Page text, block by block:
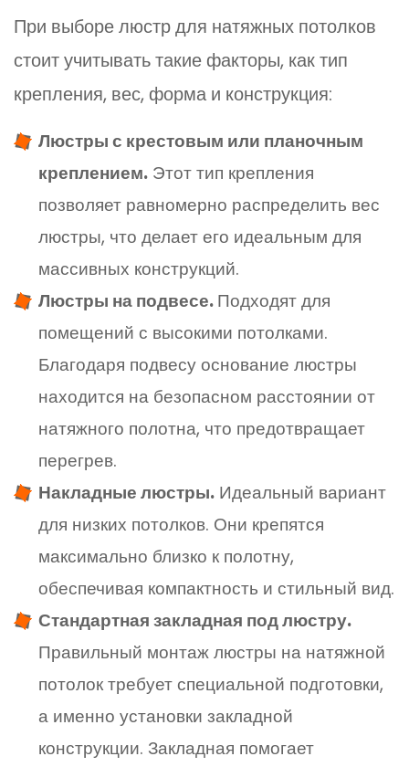
При выборе люстр для натяжных потолков
стоит учитывать такие факторы, как тип
крепления, вес, форма и конструкция:
Люстры с крестовым или планочным
креплением. Этот тип крепления
позволяет равномерно распределить вес
люстры, что делает его идеальным для
массивных конструкций.
Люстры на подвесе.Подходят для
помещений с высокими потолками.
Благодаря подвесу основание люстры
находится на безопасном расстоянии от
натяжного полотна, что предотвращает
перегрев.
Накладные люстры. Идеальный вариант
для низких потолков. Они крепятся
максимально близко к полотну,
обеспечивая компактность и стильный вид.
Стандартная закладная под люстру.
Правильный монтаж люстры на натяжной
потолок требует специальной подготовки,
а именно установки закладной
конструкции. Закладная помогает